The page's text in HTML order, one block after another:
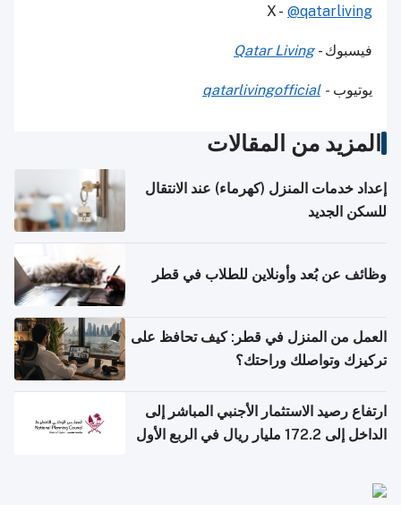
X - @qatarliving
فيسبوك -Qatar Living
يوتيوب -
qatarlivingofficial
المزيد من المقالات
إعداد خدمات المنزل (كهرماء) عند الانتقال
للسكن الجديد
وظائف عن بُعد وأونلاين للطلاب في قطر
العمل من المنزل في قطر: كيف تحافظ على
تركيزك وتواصلك وراحتك؟
ارتفاع رصيد الاستثمار الأجنبي المباشر إلى
الداخل إلى 172.2 مليار ريال في الربع الأول